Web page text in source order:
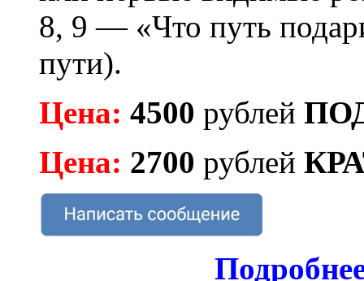
8, 9 — «Что путь
пути).
Цена: 4500 рублей
Цена: 2700 рублей